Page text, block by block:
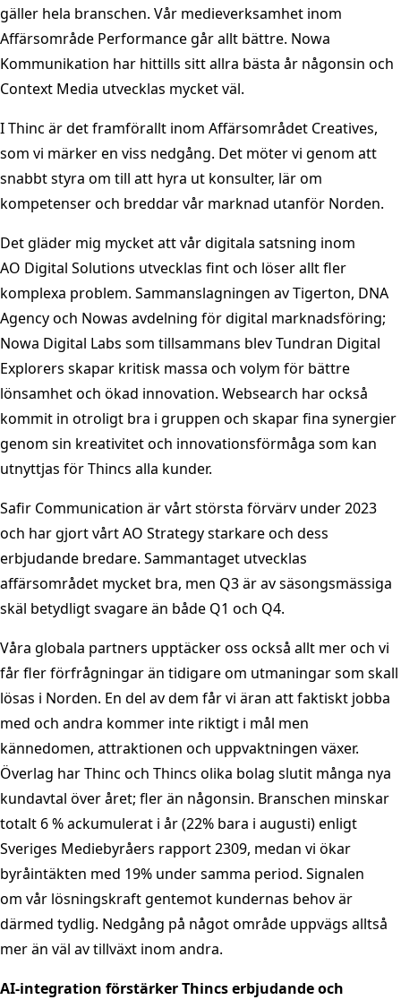
gäller hela branschen. Vår medieverksamhet inom
Affärsområde Performance går allt bättre. Nowa
Kommunikation har hittills sitt allra bästa år någonsin och
Context Media utvecklas mycket väl.
I Thinc är det framförallt inom Affärsområdet Creatives,
som vi märker en viss nedgång. Det möter vi genom att
snabbt styra om till att hyra ut konsulter, lär om
kompetenser och breddar vår marknad utanför Norden.
Det gläder mig mycket att vår digitala satsning inom
AO Digital Solutions utvecklas fint och löser allt fler
komplexa problem. Sammanslagningen av Tigerton, DNA
Agency och Nowas avdelning för digital marknadsföring;
Nowa Digital Labs som tillsammans blev Tundran Digital
Explorers skapar kritisk massa och volym för bättre
lönsamhet och ökad innovation. Websearch har också
kommit in otroligt bra i gruppen och skapar fina synergier
genom sin kreativitet och innovationsförmåga som kan
utnyttjas för Thincs alla kunder.
Safir Communication är vårt största förvärv under 2023
och har gjort vårt AO Strategy starkare och dess
erbjudande bredare. Sammantaget utvecklas
affärsområdet mycket bra, men Q3 är av säsongsmässiga
skäl betydligt svagare än både Q1 och Q4.
Våra globala partners upptäcker oss också allt mer och vi
får fler förfrågningar än tidigare om utmaningar som skall
lösas i Norden. En del av dem får vi äran att faktiskt jobba
med och andra kommer inte riktigt i mål men
kännedomen, attraktionen och uppvaktningen växer.
Överlag har Thinc och Thincs olika bolag slutit många nya
kundavtal över året; fler än någonsin. Branschen minskar
totalt 6 % ackumulerat i år (22% bara i augusti) enligt
Sveriges Mediebyråers rapport 2309, medan vi ökar
byråintäkten med 19% under samma period. Signalen
om vår lösningskraft gentemot kundernas behov är
därmed tydlig. Nedgång på något område uppvägs alltså
mer än väl av tillväxt inom andra.
AI-integration förstärker Thincs erbjudande och